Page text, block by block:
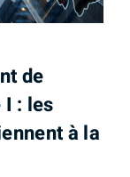
de
: les
à la